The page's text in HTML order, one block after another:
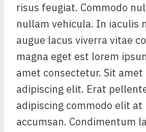
risus feugiat. Commodo
nullam vehicula. In iaculis
augue lacus viverra vitae
magna eget est lorem
amet consectetur. Sit
adipiscing elit. Erat
adipiscing commodo elit
accumsan. Condimentum